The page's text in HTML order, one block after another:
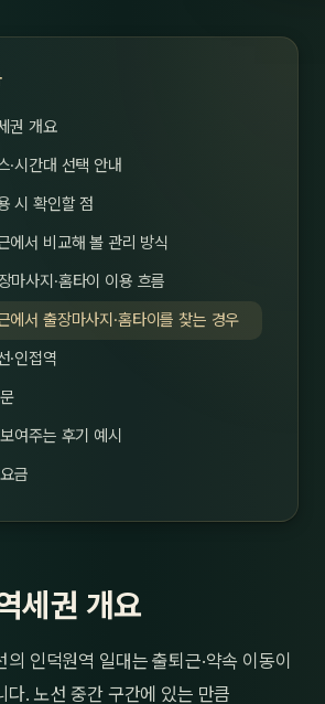
충북
울산
24
권 개요
·시간대 선택 안내
시 확인할 점
에서 비교해 볼 관리 방식
마사지·홈타이 이용 흐름
에서 출장마사지·홈타이를 찾는 경우
·인접역
여주는 후기 예시
금
세권 개요
인덕원역 일대는 출퇴근·약속 이동이
다. 노선 중간 구간에 있는 만큼